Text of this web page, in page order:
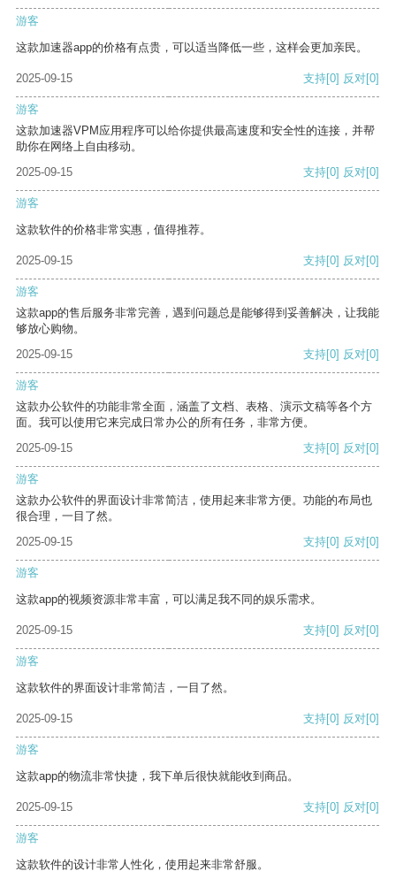
游客
这款加速器app的价格有点贵，可以适当降低一些，这样会更加亲民。
2025-09-15 支持[0] 反对[0]
游客
这款加速器VPM应用程序可以给你提供最高速度和安全性的连接，并帮
助你在网络上自由移动。
2025-09-15
支持[0] 反对[0]
游客
这款软件的价格非常实惠，值得推荐。
2025-09-15 支持[0] 反对[0]
游客
这款app的售后服务非常完善，遇到问题总是能够得到妥善解决，让我能
够放心购物。
2025-09-15
支持[0] 反对[0]
游客
这款办公软件的功能非常全面，涵盖了文档、表格、演示文稿等各个方
面。我可以使用它来完成日常办公的所有任务，非常方便。
2025-09-15
支持[0] 反对[0]
游客
这款办公软件的界面设计非常简洁，使用起来非常方便。功能的布局也
很合理，一目了然。
2025-09-15
支持[0] 反对[0]
游客
这款app的视频资源非常丰富，可以满足我不同的娱乐需求。
2025-09-15 支持[0] 反对[0]
游客
这款软件的界面设计非常简洁，一目了然。
2025-09-15 支持[0] 反对[0]
游客
这款app的物流非常快捷，我下单后很快就能收到商品。
2025-09-15 支持[0] 反对[0]
游客
这款软件的设计非常人性化，使用起来非常舒服。